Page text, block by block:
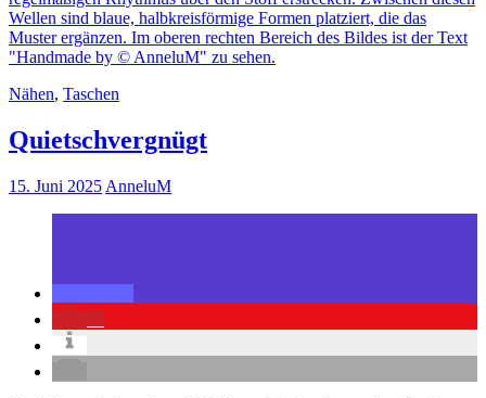
Nähen, Taschen
Quietschvergnügt
15. Juni 2025 AnneluM